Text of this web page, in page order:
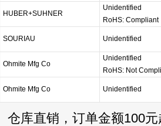
HUBER+SUHNER
Unidentified
RoHS: Compliant
SOURIAU Unidentified
Ohmite Mfg Co
Unidentified
RoHS: Not
Ohmite Mfg Co Unidentified
仓库直销，订单金额100元